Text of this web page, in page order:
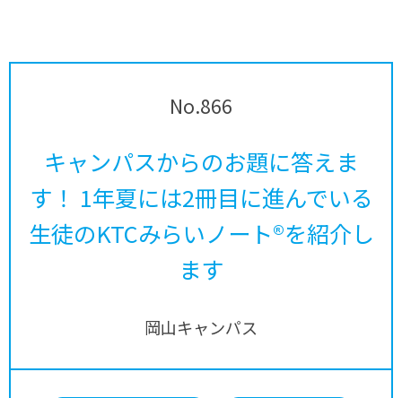
No.866
キャンパスからのお題に答えま
す！ 1年夏には2冊目に進んでいる
生徒のKTCみらいノート®を紹介し
ます
岡山キャンパス